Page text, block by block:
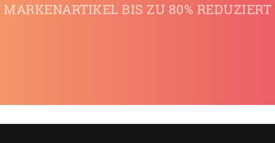
MARKENARTIKEL BIS ZU 80% REDUZIERT